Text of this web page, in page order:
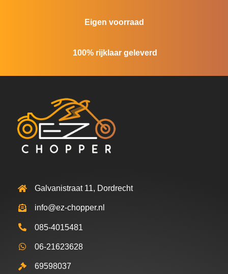
Eigen voorraad
100% rijklaar geleverd
Galvanistraat 11, Dordrecht
info@ez-chopper.nl
085-4015481
06-21623628
69598037